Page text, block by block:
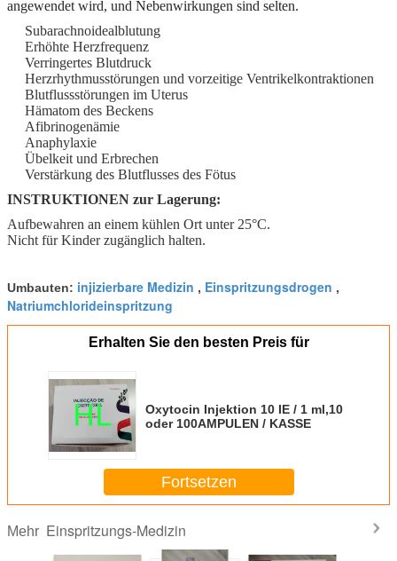
angewendet wird, und Nebenwirkungen sind selten.
Subarachnoidealblutung
Erhöhte Herzfrequenz
Verringertes Blutdruck
Herzrhythmusstörungen und vorzeitige Ventrikelkontraktionen
Blutflussstörungen im Uterus
Hämatom des Beckens
Afibrinogenämie
Anaphylaxie
Übelkeit und Erbrechen
Verstärkung des Blutflusses des Fötus
INSTRUKTIONEN zur Lagerung:
Aufbewahren an einem kühlen Ort unter 25°C.
Nicht für Kinder zugänglich halten.
Umbauten: injizierbare Medizin , Einspritzungsdrogen ,
Natriumchlorideinspritzung
Erhalten Sie den besten Preis für
Oxytocin Injektion 10 IE / 1 ml,10
oder 100AMPULEN / KASSE
Fortsetzen
Mehr Einspritzungs-Medizin